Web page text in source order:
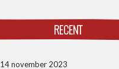
RECENT
14 november 2023